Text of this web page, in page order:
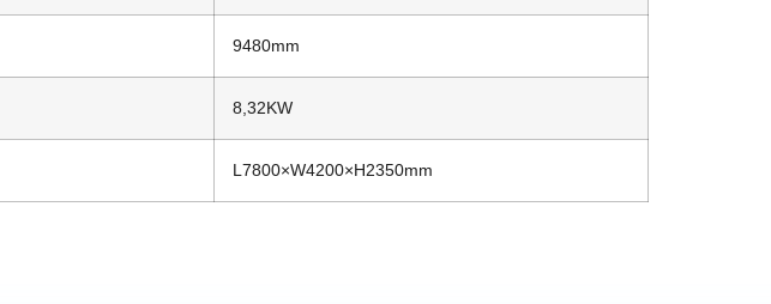
9480mm
8,32KW
L7800×W4200×H2350mm